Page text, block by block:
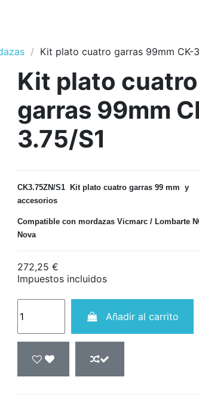
Kit plato cuatro garras 99mm CK-
Kit plato cuatro
garras 99mm
3.75/S1
CK3.75ZN/S1 Kit plato cuatro garras 99 mm y
accesorios
Compatible con mordazas Vicmarc / Lombarte
Nova
272,25 €
Impuestos incluidos
Añadir al carrito